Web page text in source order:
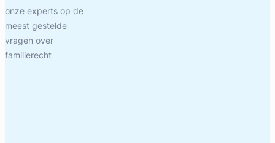
onze experts op de
meest gestelde
vragen over
familierecht